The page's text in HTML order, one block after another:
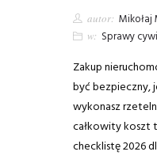
autor: Mikołaj
w: Sprawy
Zakup
być bezpieczny,
wykonasz
całkowity koszt
checklistę 2026